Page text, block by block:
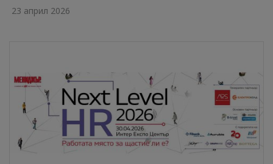
23 април 2026